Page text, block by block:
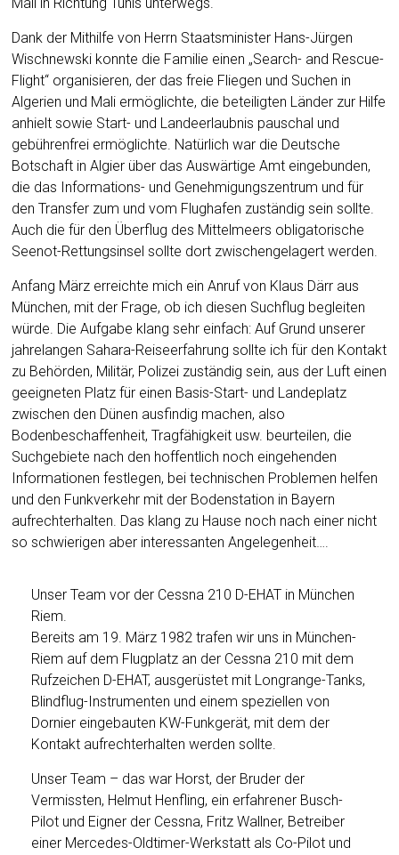
Dank der Mithilfe von Herrn Staatsminister Hans-Jürgen
Wischnewski konnte die Familie einen „Search- and Rescue-
Flight“ organisieren, der das freie Fliegen und Suchen in
Algerien und Mali ermöglichte, die beteiligten Länder zur Hilfe
anhielt sowie Start- und Landeerlaubnis pauschal und
gebührenfrei ermöglichte. Natürlich war die Deutsche
Botschaft in Algier über das Auswärtige Amt eingebunden,
die das Informations- und Genehmigungszentrum und für
den Transfer zum und vom Flughafen zuständig sein sollte.
Auch die für den Überflug des Mittelmeers obligatorische
Seenot-Rettungsinsel sollte dort zwischengelagert werden.
Anfang März erreichte mich ein Anruf von Klaus Därr aus
München, mit der Frage, ob ich diesen Suchflug begleiten
würde. Die Aufgabe klang sehr einfach: Auf Grund unserer
jahrelangen Sahara-Reiseerfahrung sollte ich für den Kontakt
zu Behörden, Militär, Polizei zuständig sein, aus der Luft einen
geeigneten Platz für einen Basis-Start- und Landeplatz
zwischen den Dünen ausfindig machen, also
Bodenbeschaffenheit, Tragfähigkeit usw. beurteilen, die
Suchgebiete nach den hoffentlich noch eingehenden
Informationen festlegen, bei technischen Problemen helfen
und den Funkverkehr mit der Bodenstation in Bayern
aufrechterhalten. Das klang zu Hause noch nach einer nicht
so schwierigen aber interessanten Angelegenheit….
Unser Team vor der Cessna 210 D-EHAT in München
Riem.
Bereits am 19. März 1982 trafen wir uns in München-
Riem auf dem Flugplatz an der Cessna 210 mit dem
Rufzeichen D-EHAT, ausgerüstet mit Longrange-Tanks,
Blindflug-Instrumenten und einem speziellen von
Dornier eingebauten KW-Funkgerät, mit dem der
Kontakt aufrechterhalten werden sollte.
Unser Team – das war Horst, der Bruder der
Vermissten, Helmut Henfling, ein erfahrener Busch-
Pilot und Eigner der Cessna, Fritz Wallner, Betreiber
einer Mercedes-Oldtimer-Werkstatt als Co-Pilot und